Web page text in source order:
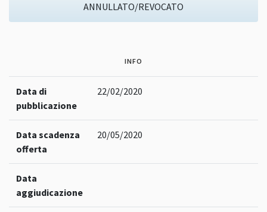
ANNULLATO/REVOCATO
INFO
Data di
pubblicazione
22/02/2020
Data scadenza
offerta
20/05/2020
Data
aggiudicazione